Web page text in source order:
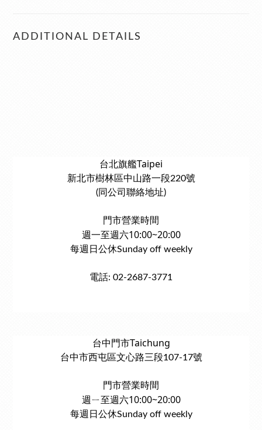
ADDITIONAL DETAILS
台北旗艦Taipei
新北市樹林區中山路一段220號
(同公司聯絡地址)
門市營業時間
週一至週六10:00~20:00
每週日公休Sunday off weekly
電話: 02-2687-3771
台中門市Taichung
台中市西屯區文心路三段107-17號
門市營業時間
週ㄧ至週六10:00~20:00
每週日公休Sunday off weekly